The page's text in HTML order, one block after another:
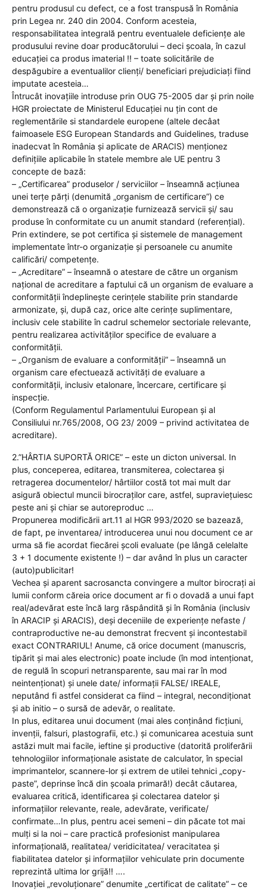
pentru produsul cu defect, ce a fost transpusă în România
prin Legea nr. 240 din 2004. Conform acesteia,
responsabilitatea integrală pentru eventualele deficiențe ale
produsului revine doar producătorului – deci școala, în cazul
educației ca produs imaterial !! – toate solicitările de
despăgubire a eventualilor clienți/ beneficiari prejudiciați fiind
imputate acesteia…
Întrucât inovațiile introduse prin OUG 75-2005 dar și prin noile
HGR proiectate de Ministerul Educației nu țin cont de
reglementările si standardele europene (altele decâat
faimoasele ESG European Standards and Guidelines, traduse
inadecvat în România și aplicate de ARACIS) menționez
definițiile aplicabile în statele membre ale UE pentru 3
concepte de bază:
– „Certificarea” produselor / serviciilor – înseamnă acțiunea
unei terțe părți (denumită „organism de certificare”) ce
demonstrează că o organizație furnizează servicii și/ sau
produse în conformitate cu un anumit standard (referențial).
Prin extindere, se pot certifica și sistemele de management
implementate într-o organizație și persoanele cu anumite
calificări/ competențe.
– „Acreditare” – înseamnă o atestare de către un organism
național de acreditare a faptului că un organism de evaluare a
conformității îndeplinește cerințele stabilite prin standarde
armonizate, și, după caz, orice alte cerințe suplimentare,
inclusiv cele stabilite în cadrul schemelor sectoriale relevante,
pentru realizarea activităților specifice de evaluare a
conformității.
– „Organism de evaluare a conformității” – înseamnă un
organism care efectuează activități de evaluare a
conformității, inclusiv etalonare, încercare, certificare și
inspecție.
(Conform Regulamentul Parlamentului European şi al
Consiliului nr.765/2008, OG 23/ 2009 – privind activitatea de
acreditare).
2.”HÂRTIA SUPORTĂ ORICE” – este un dicton universal. In
plus, conceperea, editarea, transmiterea, colectarea și
retragerea documentelor/ hârtiilor costă tot mai mult dar
asigură obiectul muncii birocraților care, astfel, supraviețuiesc
peste ani și chiar se autoreproduc …
Propunerea modificării art.11 al HGR 993/2020 se bazează,
de fapt, pe inventarea/ introducerea unui nou document ce ar
urma să fie acordat fiecărei școli evaluate (pe lângă celelalte
3 + 1 documente existente !) – dar având în plus un caracter
(auto)publicitar!
Vechea și aparent sacrosancta convingere a multor birocrați ai
lumii conform căreia orice document ar fi o dovadă a unui fapt
real/adevărat este încă larg răspândită și în România (inclusiv
în ARACIP și ARACIS), deși deceniile de experiențe nefaste /
contraproductive ne-au demonstrat frecvent și incontestabil
exact CONTRARIUL! Anume, că orice document (manuscris,
tipărit și mai ales electronic) poate include (în mod intenționat,
de regulă în scopuri netransparente, sau mai rar în mod
neintenționat) și unele date/ informații FALSE/ IREALE,
neputând fi astfel considerat ca fiind – integral, necondiționat
și ab initio – o sursă de adevăr, o realitate.
In plus, editarea unui document (mai ales conținând ficțiuni,
invenții, falsuri, plastografii, etc.) și comunicarea acestuia sunt
astăzi mult mai facile, ieftine și productive (datorită proliferării
tehnologiilor informaționale asistate de calculator, în special
imprimantelor, scannere-lor și extrem de utilei tehnici „copy-
paste”, deprinse încă din școala primară!) decât căutarea,
evaluarea critică, identificarea și colectarea datelor și
informațiilor relevante, reale, adevărate, verificate/
confirmate…In plus, pentru acei semeni – din păcate tot mai
mulți si la noi – care practică profesionist manipularea
informațională, realitatea/ veridicitatea/ veracitatea și
fiabilitatea datelor și informațiilor vehiculate prin documente
reprezintă ultima lor grijă!! ….
Inovației „revoluționare” denumite „certificat de calitate” – ce